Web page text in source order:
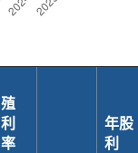
殖
利
率
年股
利